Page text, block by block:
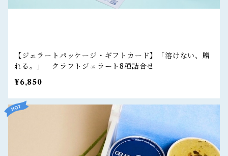
【ジェラートパッケージ・ギフトカード】「溶けない、贈
れる。」 クラフトジェラート8種詰合せ
¥6,850